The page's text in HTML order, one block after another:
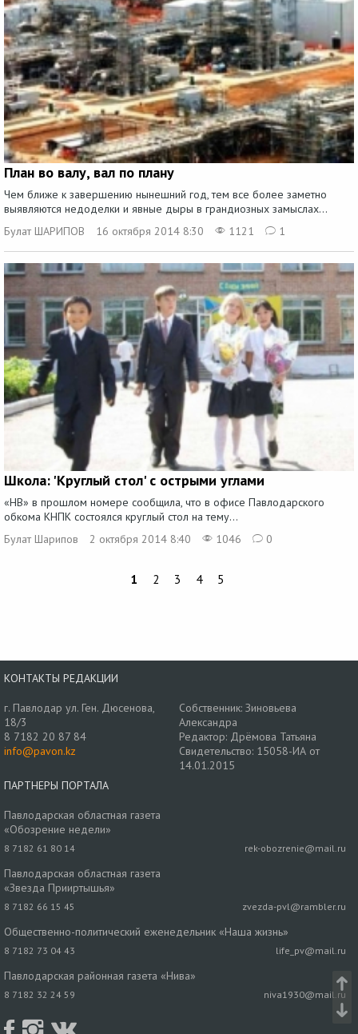
План во валу, вал по плану
Чем ближе к завершению нынешний год, тем все более заметно
выявляются недоделки и явные дыры в грандиозных замыслах...
Булат ШАРИПОВ
16 октября 2014 8:30 1121 1
Школа: 'Круглый стол' с острыми углами
«НВ» в прошлом номере сообщила, что в офисе Павлодарского
обкома КНПК состоялся круглый стол на тему...
Булат Шарипов
2 октября 2014 8:40 1046 0
1 2 3 4 5
КОНТАКТЫ РЕДАКЦИИ
г. Павлодар ул. Ген. Дюсенова,
18/3
8 7182 20 87 84
info@pavon.kz
Собственник: Зиновьева
Александра
Редактор: Дрёмова Татьяна
Свидетельство: 15058-ИА от
14.01.2015
ПАРТНЕРЫ ПОРТАЛА
Павлодарская областная газета
«Обозрение недели»
8 7182 61 80 14 rek-obozrenie@mail.ru
Павлодарская областная газета
«Звезда Прииртышья»
8 7182 66 15 45 zvezda-pvl@rambler.ru
Общественно-политический еженедельник «Наша жизнь»
8 7182 73 04 43 life_pv@mail.ru
Павлодарская районная газета «Нива»
8 7182 32 24 59 niva1930@mail.ru